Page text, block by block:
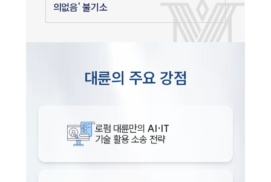
의없음' 불기소
대륜의 주요 강점
로펌 대륜만의 AI·IT
기술 활용 소송 전략